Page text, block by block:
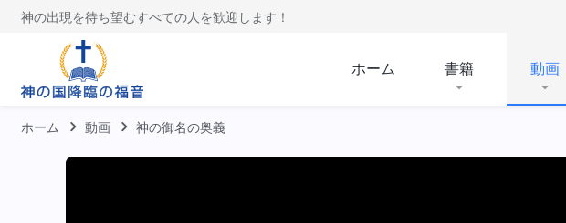
神の出現を待ち望むすべての人を歓迎します！
ホーム 書籍 動画
ホーム 動画 神の御名の奥義